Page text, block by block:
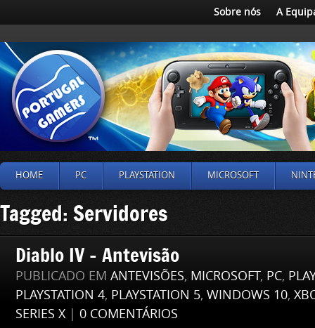
Sobre nós A
HOME PC PLAYSTATION MICROSOFT
Tagged: Servidores
Diablo IV – Antevisão
PUBLICADO EM ANTEVISÕES, MICROSOFT, PC,
PLAYSTATION 4, PLAYSTATION 5, WINDOWS 10,
SERIES X
0 COMENTÁRIOS